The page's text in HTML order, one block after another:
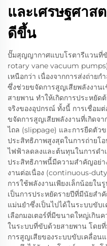
และเศรษฐศาส
ดีขึ้น
ปั๊มสุญญากาศแบบโรตารีแวนที่
rotary vane vacuum
เหนือกว่า เนื่องจากการส่งถ่าย
ซึ่งช่วยขจัดการสูญเสียพลังงาน
สายพาน ทำให้เกิดการประหยั
จริงของอุปกรณ์ ทั้งนี้ การเชื่อม
ขจัดการสูญเสียพลังงานที่เกิดจ
ไถล (slippage) และการยืดตัว
ประสิทธิภาพสูงสุดในการถ่ายโ
ไฟฟ้าลดลงและต้นทุนในการดำ
ประสิทธิภาพนี้มีความสำคัญอย่า
งานต่อเนื่อง (continuous-
การใช้พลังงานเพียงเล็กน้อยใน
เป็นการประหยัดรายปีที่มีนัยสำ
แม่นยำซึ่งเป็นไปได้ในระบบขับ
เลือกมอเตอร์ที่มีขนาดใหญ่เกิน
ในระบบที่ขับด้วยสายพาน โดยที่
การสูญเสียของระบบขับเคลื่อน